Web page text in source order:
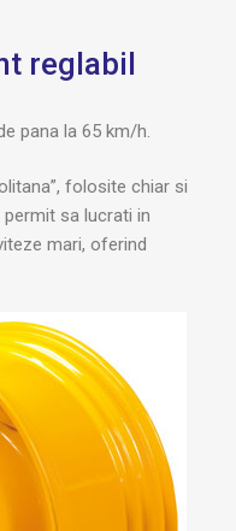
reglabil
pana la 65 km/h.
folosite chiar si
sa lucrati in
mari, oferind